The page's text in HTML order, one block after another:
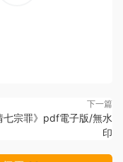
下一篇
七宗罪》pdf電子版/無水
印